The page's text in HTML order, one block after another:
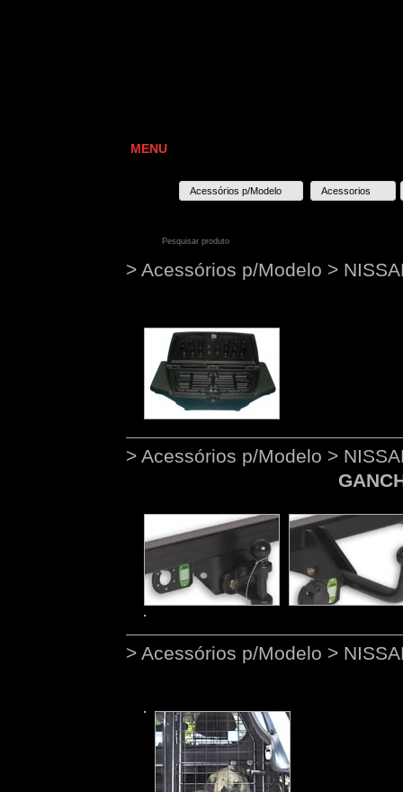
MENU
Acessórios p/Modelo Acessorios
> Acessórios p/Modelo >
> Acessórios p/Modelo >
> Acessórios p/Modelo >